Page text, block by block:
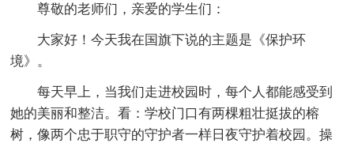
尊敬的老师们，亲爱的学生们：
大家好！今天我在国旗下说的主题是《保护环
境》。
每天早上，当我们走进校园时，每个人都能感受到
她的美丽和整洁。看：学校门口有两棵粗壮挺拔的榕
树，像两个忠于职守的守护者一样日夜守护着校园。操